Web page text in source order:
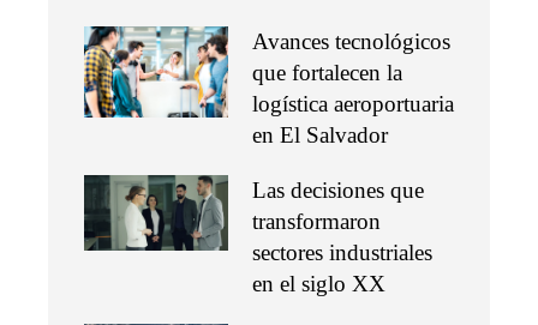
Avances tecnológicos
que fortalecen la
logística aeroportuaria
en El Salvador
Las decisiones que
transformaron
sectores industriales
en el siglo XX